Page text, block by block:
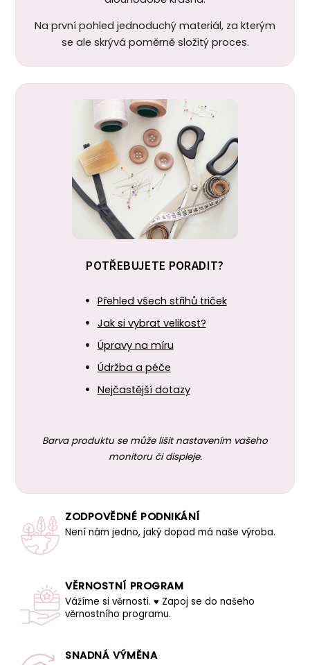
Na první pohled jednoduchý materiál, za kterým
se ale skrývá poměrně složitý proces.
POTŘEBUJETE PORADIT?
Přehled všech střihů triček
Jak si vybrat velikost?
Úpravy na míru
Údržba a péče
Nejčastější dotazy
Barva produktu se může lišit nastavením vašeho
monitoru či displeje.
ZODPOVĚDNÉ PODNIKÁNÍ
Není nám jedno, jaký dopad má naše výroba.
VĚRNOSTNÍ PROGRAM
Vážíme si věrnosti. ♥ Zapoj se do našeho
věrnostního programu.
SNADNÁ VÝMĚNA